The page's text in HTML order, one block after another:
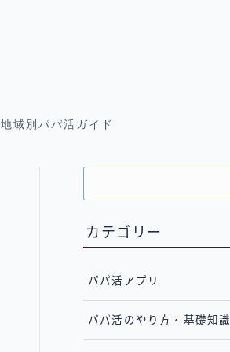
地域別パパ活ガイド
カテゴリー
パパ活アプリ
パパ活のやり方・基礎知識